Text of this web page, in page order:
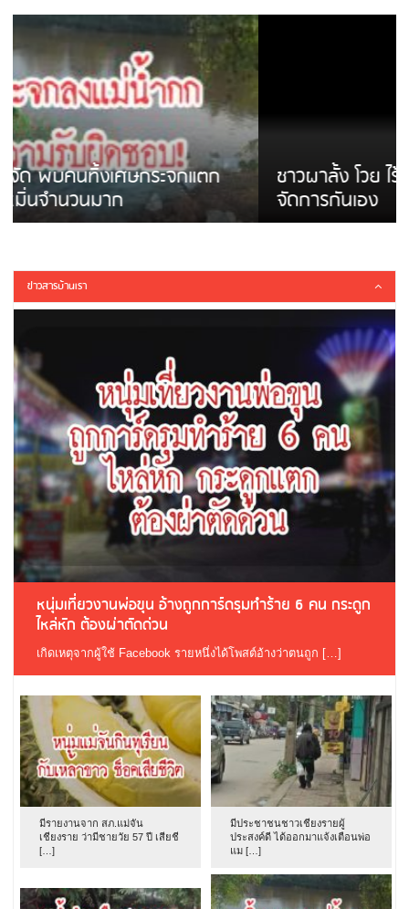
ชาวผาลั้ง โวย ไร้หน่วยงานดูแล ดินสไลด์ ต้อง
จัดการกันเอง
ข่าวสารบ้านเรา
หนุ่มเที่ยวงานพ่อขุน อ้างถูกการ์ดรุมทำร้าย 6 คน กระดูก
ไหล่หัก ต้องผ่าตัดด่วน
เกิดเหตุจากผู้ใช้ Facebook รายหนึ่งได้โพสต์อ้างว่าตนถูก […]
มีรายงานจาก สภ.แม่จัน
เชียงราย ว่ามีชายวัย 57 ปี เสียชี
[…]
มีประชาชนชาวเชียงรายผู้
ประสงค์ดี ได้ออกมาแจ้งเตือนพ่อ
แม […]